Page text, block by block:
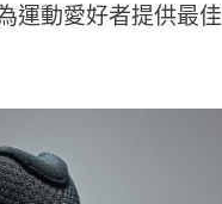
運動愛好者提供最佳